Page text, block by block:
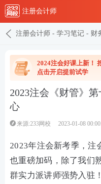
注册会计师
注册会计师 - 学习笔记 - 财
2024注会好课上新！
点击开启提前试学
2023注会《财管》
心
来源:233网校 2023-01-08
2023年注会新考季，注
也重磅加码，除了我们
群实力派讲师强势入驻